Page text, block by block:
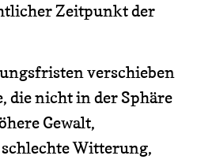
Zeitpunkt der
verschieben
die nicht in der Sphäre
Gewalt,
Witterung,